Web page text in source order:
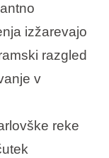
izžarevajo
razgled
v
reke